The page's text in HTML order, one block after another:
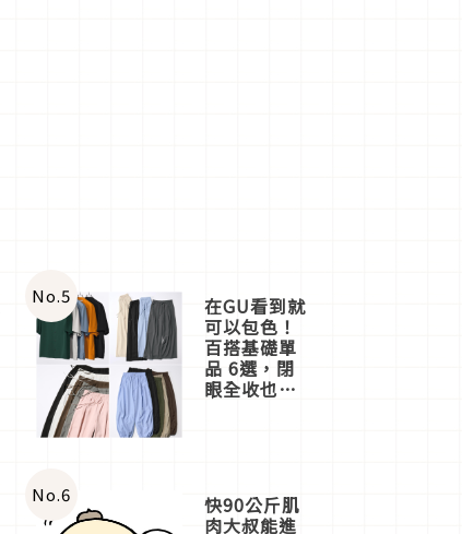
No.5 在GU看到就
可以包色！
百搭基礎單
品 6選，閉
眼全收也不
No.6 快90公斤肌
肉大叔能進